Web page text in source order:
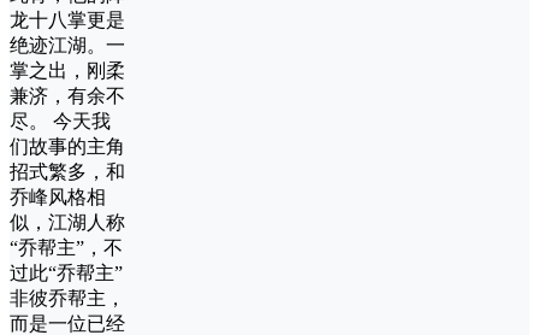
龙十八掌更是
绝迹江湖。一
掌之出，刚柔
兼济，有余不
尽。 今天我
们故事的主角
招式繁多，和
乔峰风格相
似，江湖人称
“乔帮主”，不
过此“乔帮主”
非彼乔帮主，
而是一位已经